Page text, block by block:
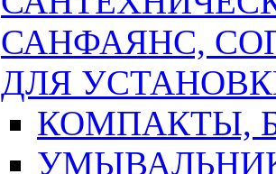
САНФАЯНС,
ДЛЯ
КОМПАКТЫ,